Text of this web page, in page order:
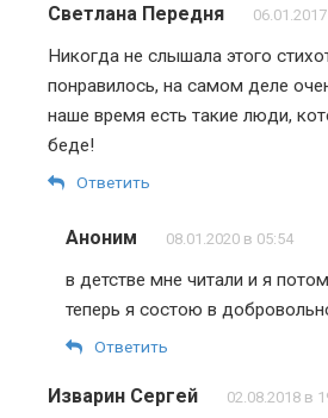
Светлана Передня
Никогда не слышала этого
понравилось, на самом деле
наше время есть такие люди,
беде!
Ответить
Аноним 08.01.2020 в 05:54
в детстве мне читали и я
теперь я состою в
Ответить
Изварин Сергей 02.08.2018 в